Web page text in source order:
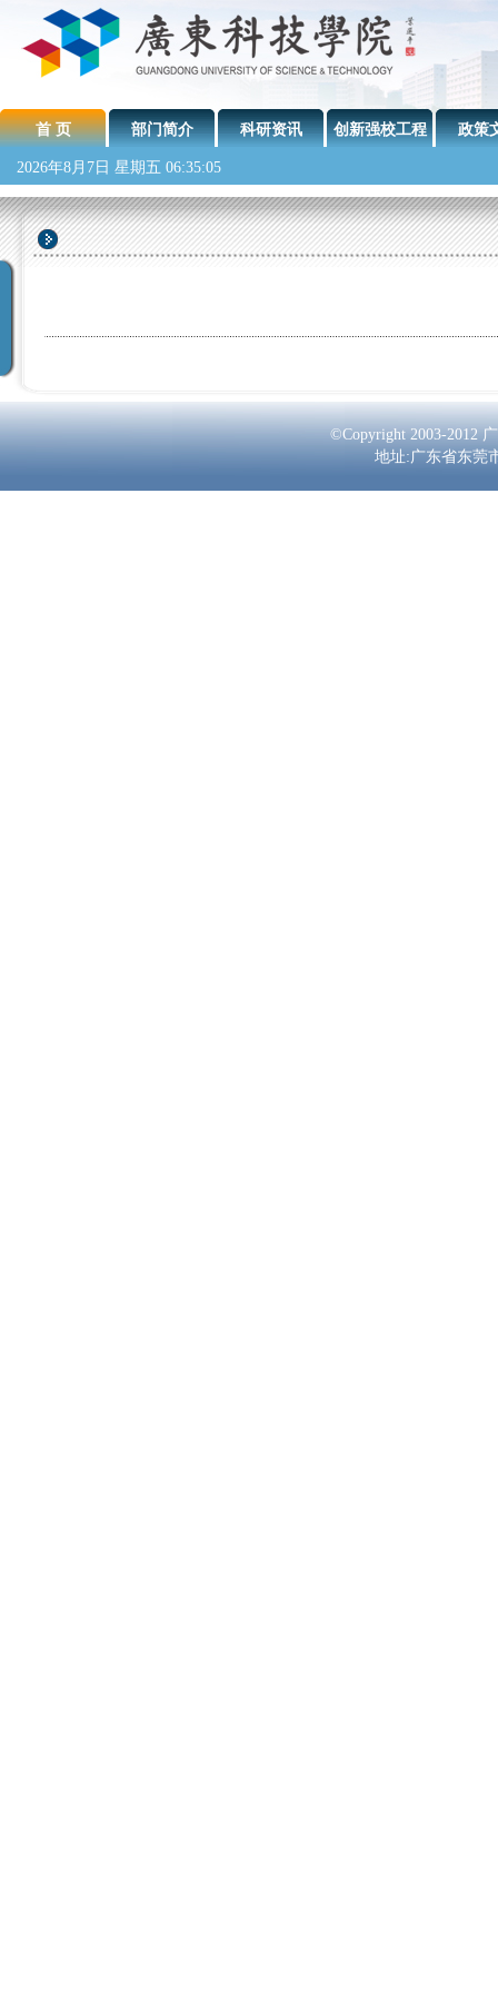
首 页 部门简介 科研资讯 创新强校工程 政策
2026年8月7日 星期五 06:35:05
©Copyright 2003-2012
地址:广东省东莞